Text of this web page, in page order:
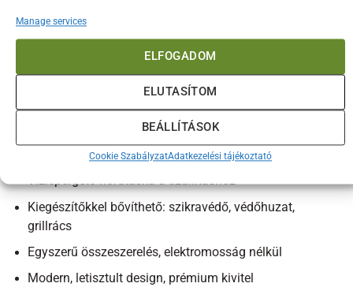
Manage services
ELFOGADOM
ELUTASÍTOM
BEÁLLÍTÁSOK
Cookie SzabályzatAdatkezelési tájékoztató
levegőáramlás)
Anyag: 304-es rozsdamentes acél
Súly: kb. 9kg
4-6 fős társaság részére ajánlott
Kivehető, tisztítható hamutálca és rács
Vízlepergető hordtáska a szállításhoz
Kiegészítőkkel bővíthető: szikravédő, védőhuzat,
grillrács
Egyszerű összeszerelés, elektromosság nélkül
Modern, letisztult design, prémium kivitel